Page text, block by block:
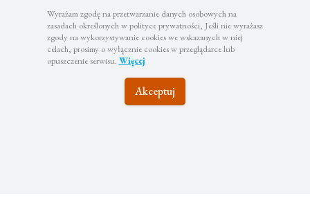
Wyrażam zgodę na przetwarzanie danych osobowych na
zasadach określonych w polityce prywatności, Jeśli nie wyrażasz
zgody na wykorzystywanie cookies we wskazanych w niej
celach, prosimy o wyłącznie cookies w przeglądarce lub
opuszczenie serwisu. Więcej
Akceptuj
Subskrybuj
Twoje dane będą wykorzystywane zgodnie z naszą polityką